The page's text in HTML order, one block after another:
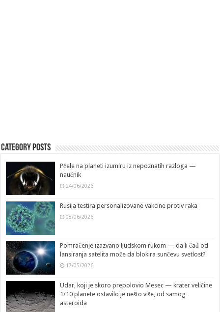
Category Posts
Pčele na planeti izumiru iz nepoznatih razloga —
naučnik
24/06/2026
Rusija testira personalizovane vakcine protiv raka
08/06/2026
Pomračenje izazvano ljudskom rukom — da li čađ od
lansiranja satelita može da blokira sunčevu svetlost?
17/05/2026
Udar, koji je skoro prepolovio Mesec — krater veličine
1/10 planete ostavilo je nešto više, od samog
asteroida